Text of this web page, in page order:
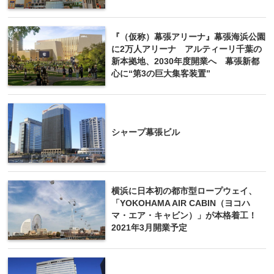
『（仮称）幕張アリーナ』幕張海浜公園
に2万人アリーナ アルティーリ千葉の
新本拠地、2030年度開業へ 幕張新都
心に“第3の巨大集客装置”
シャープ幕張ビル
横浜に日本初の都市型ロープウェイ、
「YOKOHAMA AIR CABIN（ヨコハ
マ・エア・キャビン）」が本格着工！
2021年3月開業予定